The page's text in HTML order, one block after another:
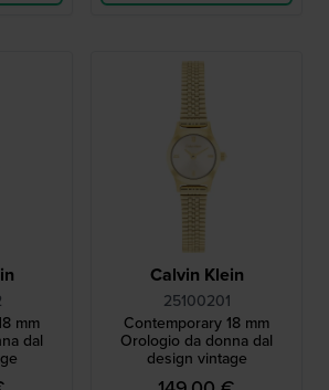
mm
dal
Calvin Klein
25100201
Contemporary 18 mm
Orologio da donna dal
design vintage